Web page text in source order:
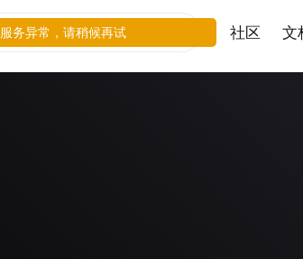
社区 文
服务异常，请稍候再试